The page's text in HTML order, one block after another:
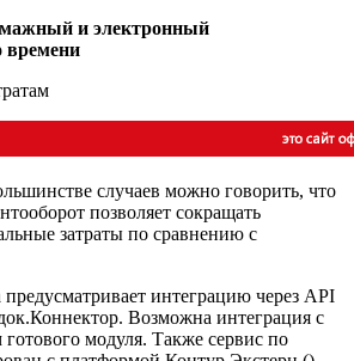
и электронный
времени
случаев можно говорить, что
позволяет сокращать
затраты по сравнению с
интеграцию через API
Возможна интеграция с
модуля. Также сервис по